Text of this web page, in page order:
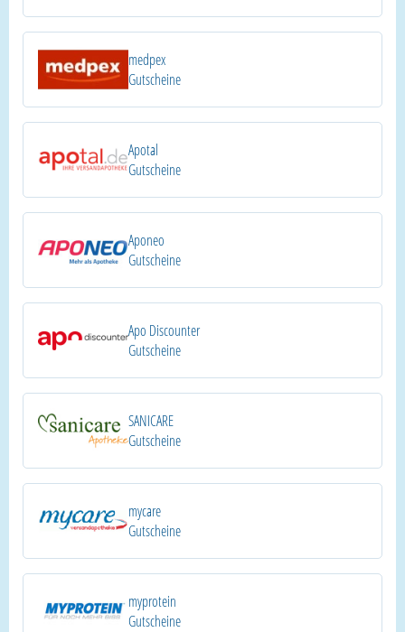
medpex
Gutscheine
Apotal
Gutscheine
Aponeo
Gutscheine
Apo Discounter
Gutscheine
SANICARE
Gutscheine
mycare
Gutscheine
myprotein
Gutscheine